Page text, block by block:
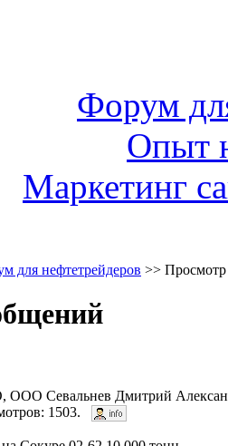
Форум
Опыт
Маркетинг
для нефтетрейдеров >>
Севальнев Дмитрий
1503.